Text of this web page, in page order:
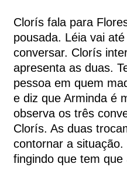
Clorís fala para
pousada. Léia vai
conversar. Clorís
apresenta as duas.
pessoa em quem
e diz que Arminda é
observa os três
Clorís. As duas
contornar a
fingindo que tem